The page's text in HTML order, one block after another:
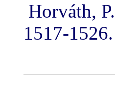
Horváth,
1517-1526.